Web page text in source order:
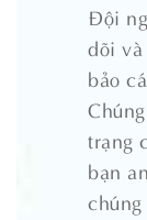
Đội
dõi
bảo
trạng
bạn